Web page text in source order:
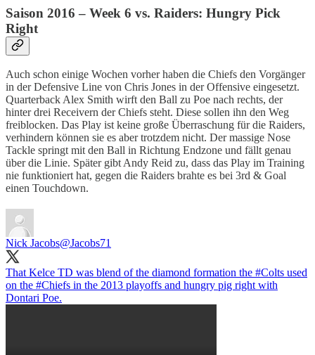
Saison 2016 – Week 6 vs. Raiders: Hungry Pick
Right
Auch schon einige Wochen vorher haben die Chiefs den Vorgänger
in der Defensive Line von Chris Jones in der Offensive eingesetzt.
Quarterback Alex Smith wirft den Ball zu Poe nach rechts, der
hinter drei Receivern der Chiefs steht. Diese sollen ihn den Weg
freiblocken. Das Play ist keine große Überraschung für die Raiders,
verhindern können sie es aber trotzdem nicht. Der massige Nose
Tackle springt mit den Ball in Richtung Endzone und fällt genau
über die Linie. Später gibt Andy Reid zu, dass das Play im Training
nie funktioniert hat, gegen die Raiders brahte es bei 3rd & Goal
einen Touchdown.
Nick Jacobs@Jacobs71
That Kelce TD was blend of the diamond formation the #Colts used
on the #Chiefs in the 2013 playoffs and hungry pig right with
Dontari Poe.